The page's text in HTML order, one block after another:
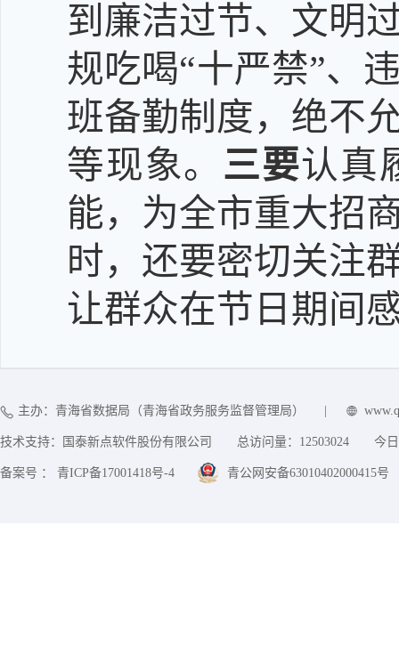
到廉洁过节、文明
规吃喝“十严禁”、
班备勤制度，绝不
等现象。 三要认真
能，为全市重大招
时，还要密切关注
让群众在节日期间
主办：青海省数据局（青海省政务服务监督管理局）
技术支持：国泰新点软件股份有限公司 总访问量： 12503024 今
备案号 ： 青ICP备17001418号-4 青公网安备63010402000415号